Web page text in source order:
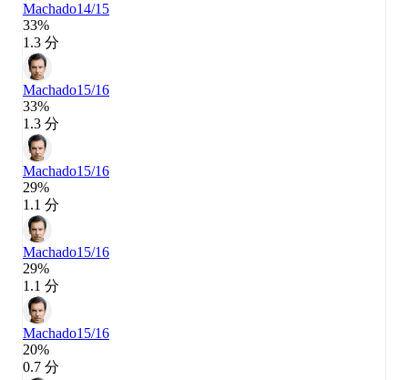
Machado14/15
33%
1.3 分
Machado15/16
33%
1.3 分
Machado15/16
29%
1.1 分
Machado15/16
29%
1.1 分
Machado15/16
20%
0.7 分